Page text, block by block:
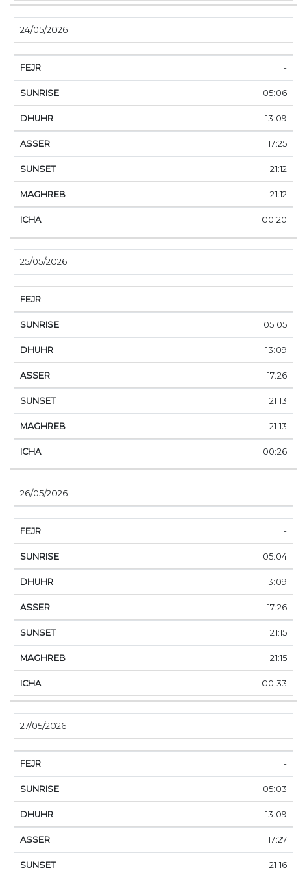
24/05/2026
-
05:06
13:09
17:25
21:12
21:12
00:20
25/05/2026
-
05:05
13:09
17:26
21:13
21:13
00:26
26/05/2026
-
05:04
13:09
17:26
21:15
21:15
00:33
27/05/2026
-
05:03
13:09
17:27
21:16